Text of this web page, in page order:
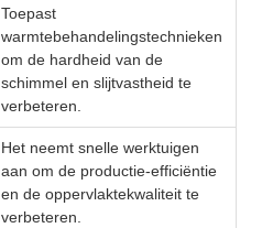
Toepast
warmtebehandelingstechnieken
om de hardheid van de
schimmel en slijtvastheid te
verbeteren.
Het neemt snelle werktuigen
aan om de productie-efficiëntie
en de oppervlaktekwaliteit te
verbeteren.